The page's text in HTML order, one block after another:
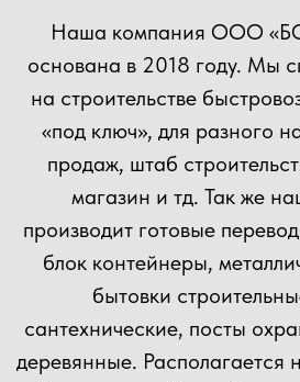
ВЫ МОЖЕТЕ ОТПРАВИТЬ СВОЙ ПРОЕКТ НА
РАСЧЕТ НАШИМ СПЕЦИАЛИСТАМ!
+7